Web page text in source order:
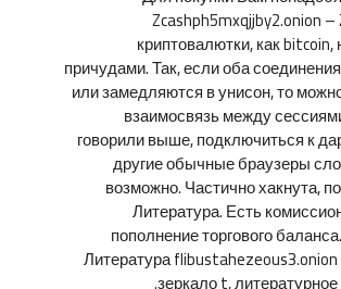
Zcashph5mxqjjby2.onion –
криптовалютки, как
причудами. Так, если оба
или замедляются в унисон, то
взаимосвязь между
говорили выше, подключиться к
другие обычные браузеры
возможно. Частично хакнута,
Литература. Есть
пополнение торгового
Литература